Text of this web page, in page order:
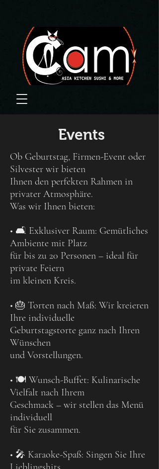
Events
Ob Geburtstag, Firmen-Event oder
Silvester wir bieten
Ihnen den perfekten Rahmen in
privater Atmosphäre.
Was wir Ihnen bieten:
• 🛋️ Exklusiver Raum: Gemütliches
Ambiente mit Platz
für bis zu 20 Personen – ideal für
private Feiern
im kleinen Kreis.
• 🎂 Torten nach Maß: Wir kreieren
Ihre individuelle
Geburtstagstorte ganz nach Ihren
Wünschen
und Vorstellungen.
• 🍽️ Wunsch-Buffet: Kulinarische
Vielfalt nach Ihrem
Geschmack – wir stellen das Menü
individuell
für Sie zusammen.
• 🎤 Karaoke-Spaß: Singen Sie Ihre